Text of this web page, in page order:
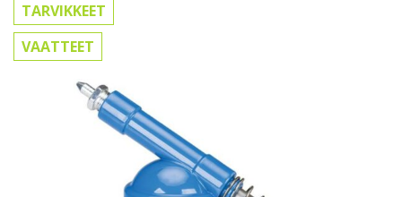
TARVIKKEET
VAATTEET